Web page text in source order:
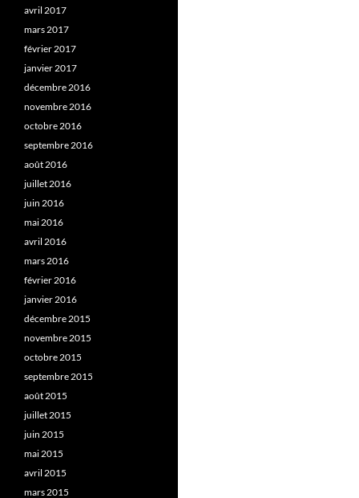
avril 2017
mars 2017
février 2017
janvier 2017
décembre 2016
novembre 2016
octobre 2016
septembre 2016
août 2016
juillet 2016
juin 2016
mai 2016
avril 2016
mars 2016
février 2016
janvier 2016
décembre 2015
novembre 2015
octobre 2015
septembre 2015
août 2015
juillet 2015
juin 2015
mai 2015
avril 2015
mars 2015